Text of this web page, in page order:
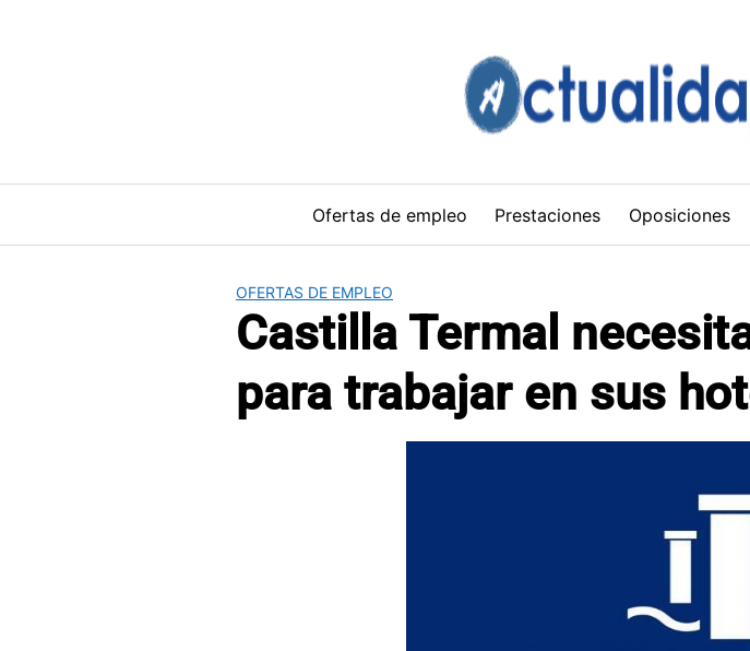
Ofertas de empleo Prestaciones Oposiciones
OFERTAS DE EMPLEO
Castilla Termal
para trabajar en sus